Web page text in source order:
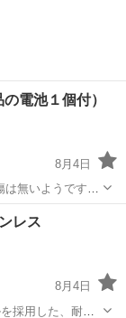
電池１個付）
8月4日
は無いようです
レス
8月4日
採用した、耐久